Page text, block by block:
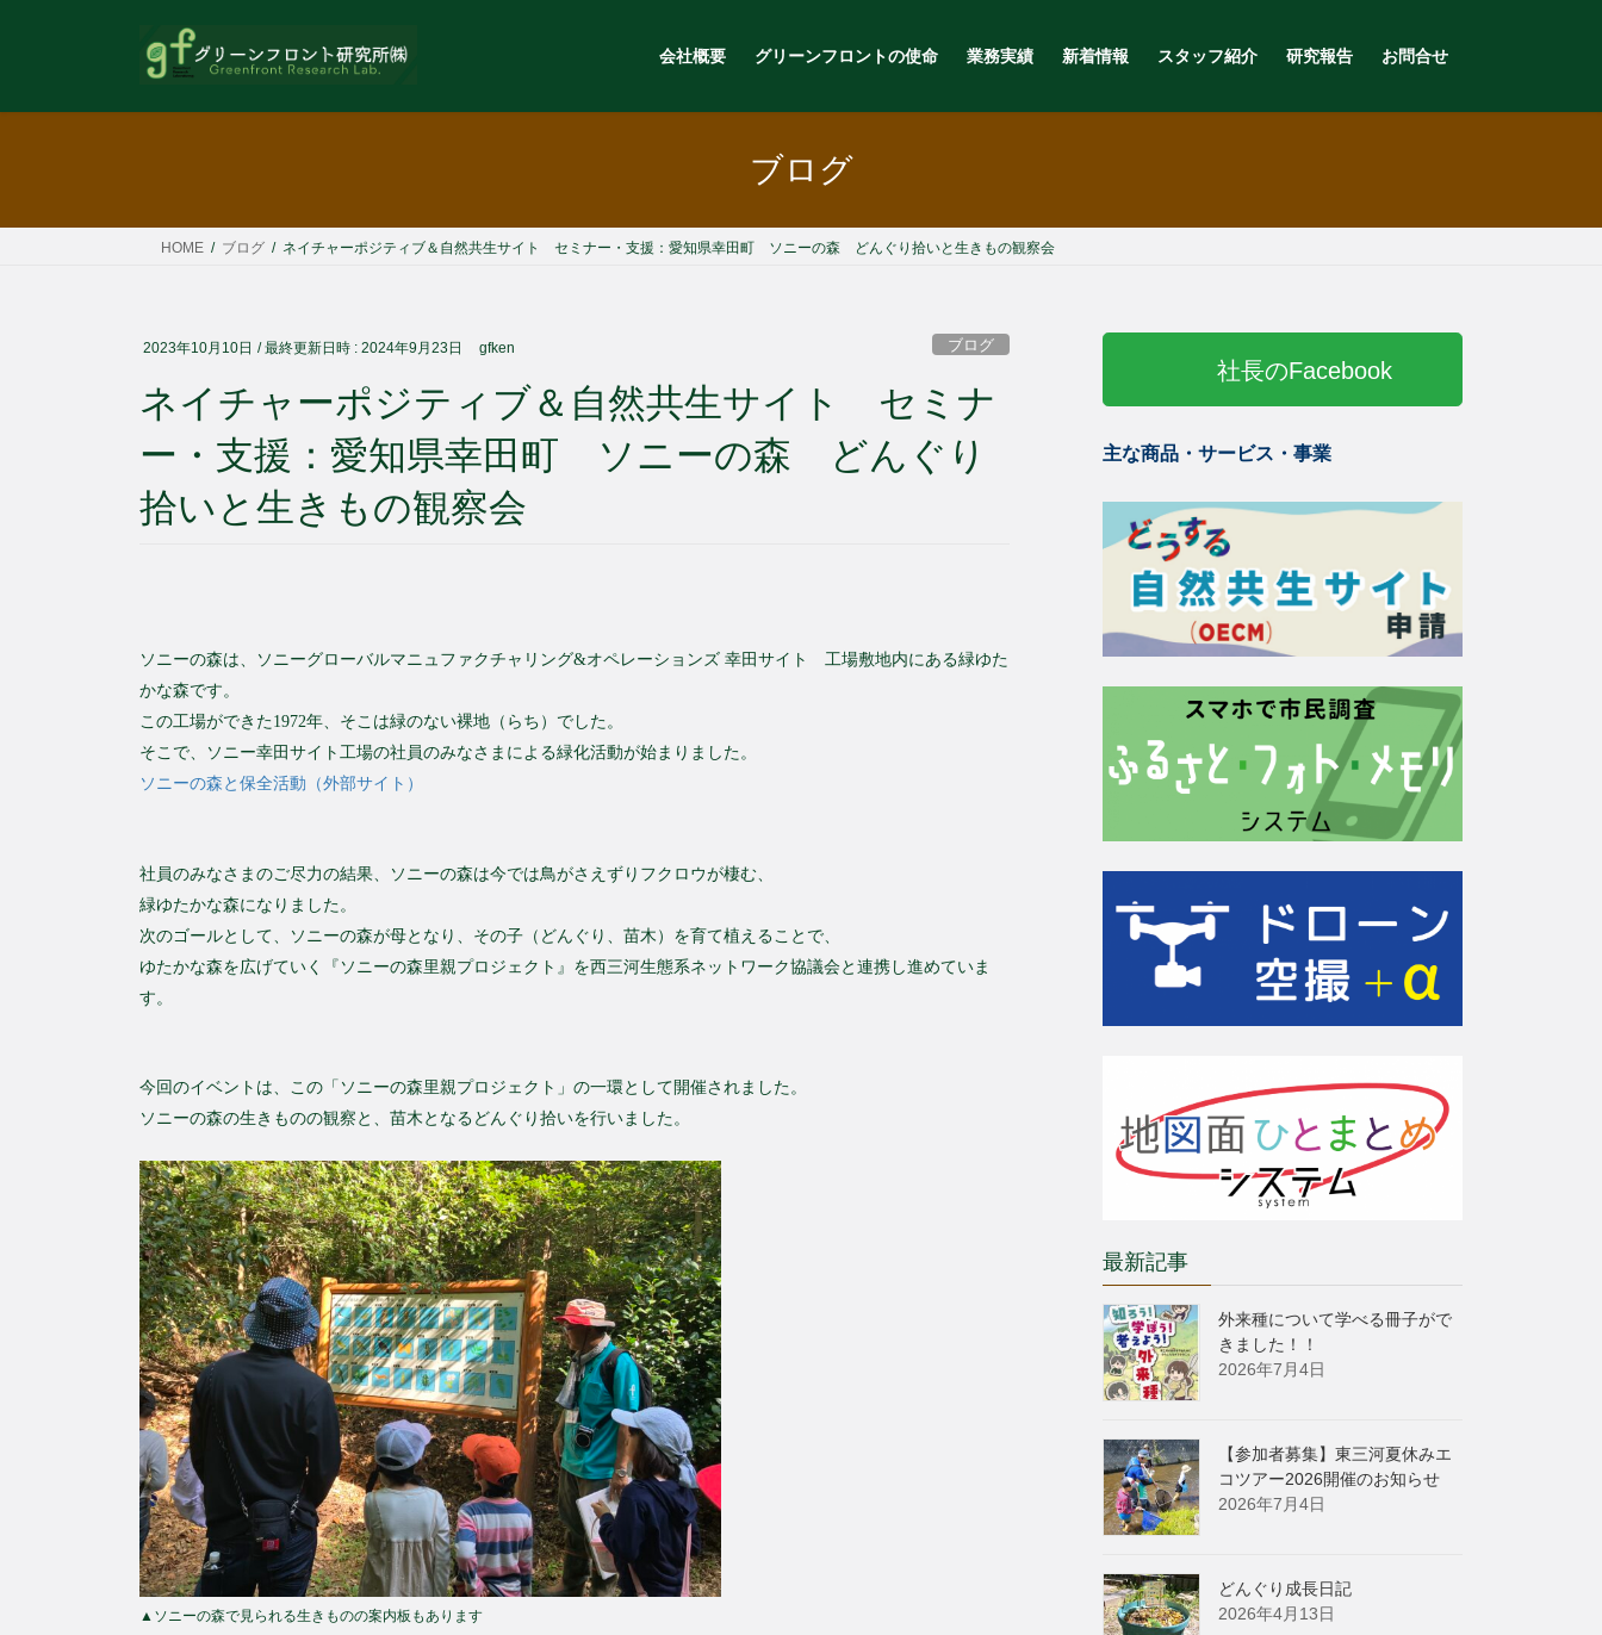
会社概要 グリーンフロントの使命 業務実績 新着情報 スタッフ紹介 研究報告 お問合せ
ブログ
HOME ブログ ネイチャーポジティブ＆自然共生サイト セミナー・支援：愛知県幸田町 ソニーの森 どんぐり拾いと生きもの観察会
2023年10月10日 / 最終更新日時 : 2024年9月23日 gfken ブログ
ネイチャーポジティブ＆自然共生サイト セミナ
ー・支援：愛知県幸田町 ソニーの森 どんぐり
拾いと生きもの観察会
ソニーの森は、ソニーグローバルマニュファクチャリング&オペレーションズ 幸田サイト 工場敷地内にある緑ゆた
かな森です。
この工場ができた1972年、そこは緑のない裸地（らち）でした。
そこで、ソニー幸田サイト工場の社員のみなさまによる緑化活動が始まりました。
ソニーの森と保全活動（外部サイト）
社員のみなさまのご尽力の結果、ソニーの森は今では鳥がさえずりフクロウが棲む、
緑ゆたかな森になりました。
次のゴールとして、ソニーの森が母となり、その子（どんぐり、苗木）を育て植えることで、
ゆたかな森を広げていく『ソニーの森里親プロジェクト』を西三河生態系ネットワーク協議会と連携し進めていま
す。
今回のイベントは、この「ソニーの森里親プロジェクト」の一環として開催されました。
ソニーの森の生きものの観察と、苗木となるどんぐり拾いを行いました。
▲ソニーの森で見られる生きものの案内板もあります
社長のFacebook
主な商品・サービス・事業
最新記事
外来種について学べる冊子がで
きました！！
2026年7月4日
【参加者募集】東三河夏休みエ
コツアー2026開催のお知らせ
2026年7月4日
どんぐり成長日記
2026年4月13日